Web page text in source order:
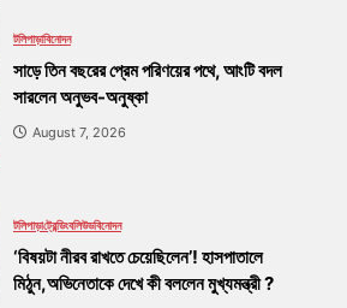
টলিপাড়াবিনোদন
সাড়ে তিন বছরের প্রেম পরিণয়ের পথে, আংটি বদল
সারলেন অনুভব-অনুষ্কা
August 7, 2026
টলিপাড়াট্রেন্ডিংবলিউডবিনোদন
‘বিষয়টা নীরব রাখতে চেয়েছিলেন’! হাসপাতালে
মিঠুন,অভিনেতাকে দেখে কী বললেন মুখ্যমন্ত্রী ?